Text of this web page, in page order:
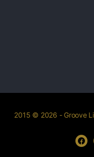
2015 © 2026 - Groove